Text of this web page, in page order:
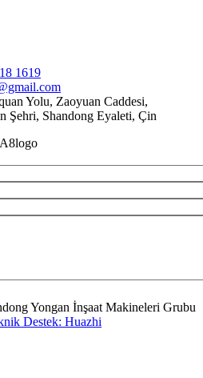
1619
Yolu, Zaoyuan Caddesi,
Şehri, Shandong Eyaleti, Çin
Yongan İnşaat Makineleri Grubu
Destek: Huazhi